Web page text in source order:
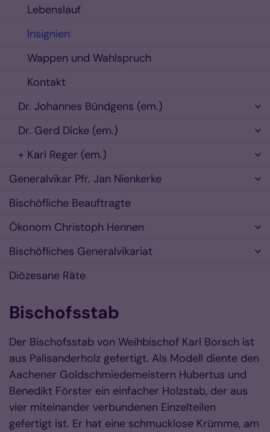
Lebenslauf
Insignien
Wappen und Wahlspruch
Kontakt
Dr. Johannes Bündgens (em.)
Dr. Gerd Dicke (em.)
+ Karl Reger (em.)
Generalvikar Pfr. Jan Nienkerke
Bischöfliche Beauftragte
Ökonom Christoph Hennen
Bischöfliches Generalvikariat
Diözesane Räte
Bischofsstab
Der Bischofsstab von Weihbischof Karl Borsch ist
aus Palisanderholz gefertigt. Als Modell diente den
Aachener Goldschmiedemeistern Hubertus und
Benedikt Förster ein einfacher Holzstab, der aus
vier miteinander verbundenen Einzelteilen
gefertigt ist. Er hat eine schmucklose Krümme, am